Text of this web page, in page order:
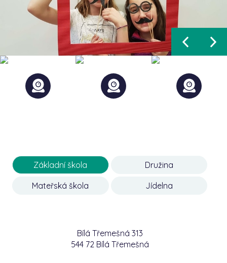
Základní škola Družina
Mateřská škola Jídelna
Bílá Třemešná 313
544 72 Bílá Třemešná